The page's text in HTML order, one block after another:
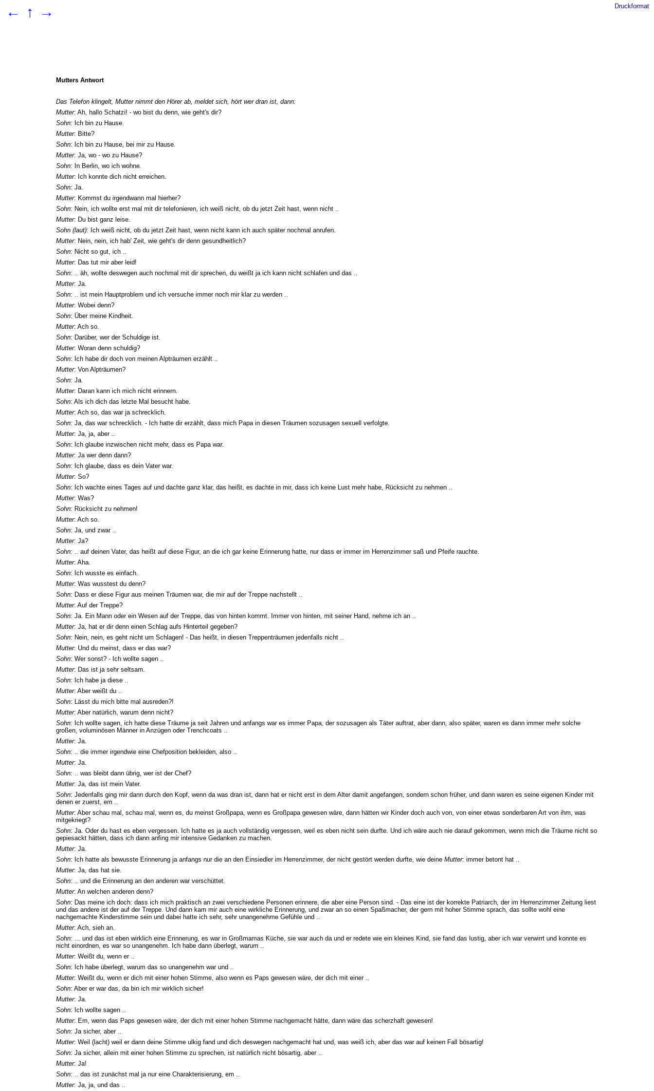
← ↑ → Druckformat
Mutters Antwort
Das Telefon klingelt, Mutter nimmt den Hörer ab, meldet sich, hört wer dran ist, dann:
Mutter: Ah, hallo Schatzi! - wo bist du denn, wie geht's dir?
Sohn: Ich bin zu Hause.
Mutter: Bitte?
Sohn: Ich bin zu Hause, bei mir zu Hause.
Mutter: Ja, wo - wo zu Hause?
Sohn: In Berlin, wo ich wohne.
Mutter: Ich konnte dich nicht erreichen.
Sohn: Ja.
Mutter: Kommst du irgendwann mal hierher?
Sohn: Nein, ich wollte erst mal mit dir telefonieren, ich weiß nicht, ob du jetzt Zeit hast, wenn nicht ..
Mutter: Du bist ganz leise.
Sohn (laut): Ich weiß nicht, ob du jetzt Zeit hast, wenn nicht kann ich auch später nochmal anrufen.
Mutter: Nein, nein, ich hab' Zeit, wie geht's dir denn gesundheitlich?
Sohn: Nicht so gut, ich ..
Mutter: Das tut mir aber leid!
Sohn: .. äh, wollte deswegen auch nochmal mit dir sprechen, du weißt ja ich kann nicht schlafen und das ..
Mutter: Ja.
Sohn: .. ist mein Hauptproblem und ich versuche immer noch mir klar zu werden ..
Mutter: Wobei denn?
Sohn: Über meine Kindheit.
Mutter: Ach so.
Sohn: Darüber, wer der Schuldige ist.
Mutter: Woran denn schuldig?
Sohn: Ich habe dir doch von meinen Alpträumen erzählt ..
Mutter: Von Alpträumen?
Sohn: Ja.
Mutter: Daran kann ich mich nicht erinnern.
Sohn: Als ich dich das letzte Mal besucht habe.
Mutter: Ach so, das war ja schrecklich.
Sohn: Ja, das war schrecklich. - Ich hatte dir erzählt, dass mich Papa in diesen Träumen sozusagen sexuell verfolgte.
Mutter: Ja, ja, aber ..
Sohn: Ich glaube inzwischen nicht mehr, dass es Papa war.
Mutter: Ja wer denn dann?
Sohn: Ich glaube, dass es dein Vater war.
Mutter: So?
Sohn: Ich wachte eines Tages auf und dachte ganz klar, das heißt, es dachte in mir, dass ich keine Lust mehr habe, Rücksicht zu nehmen ..
Mutter: Was?
Sohn: Rücksicht zu nehmen!
Mutter: Ach so.
Sohn: Ja, und zwar ..
Mutter: Ja?
Sohn: .. auf deinen Vater, das heißt auf diese Figur, an die ich gar keine Erinnerung hatte, nur dass er immer im Herrenzimmer saß und Pfeife rauchte.
Mutter: Aha.
Sohn: Ich wusste es einfach.
Mutter: Was wusstest du denn?
Sohn: Dass er diese Figur aus meinen Träumen war, die mir auf der Treppe nachstellt ..
Mutter: Auf der Treppe?
Sohn: Ja. Ein Mann oder ein Wesen auf der Treppe, das von hinten kommt. Immer von hinten, mit seiner Hand, nehme ich an ..
Mutter: Ja, hat er dir denn einen Schlag aufs Hinterteil gegeben?
Sohn: Nein, nein, es geht nicht um Schlagen! - Das heißt, in diesen Treppenträumen jedenfalls nicht ..
Mutter: Und du meinst, dass er das war?
Sohn: Wer sonst? - Ich wollte sagen ..
Mutter: Das ist ja sehr seltsam.
Sohn: Ich habe ja diese ..
Mutter: Aber weißt du ..
Sohn: Lässt du mich bitte mal ausreden?!
Mutter: Aber natürlich, warum denn nicht?
Sohn: Ich wollte sagen, ich hatte diese Träume ja seit Jahren und anfangs war es immer Papa, der sozusagen als Täter auftrat, aber dann, also später, waren es dann immer mehr solche
großen, voluminösen Männer in Anzügen oder Trenchcoats ..
Mutter: Ja.
Sohn: .. die immer irgendwie eine Chefposition bekleiden, also ..
Mutter: Ja.
Sohn: .. was bleibt dann übrig, wer ist der Chef?
Mutter: Ja, das ist mein Vater.
Sohn: Jedenfalls ging mir dann durch den Kopf, wenn da was dran ist, dann hat er nicht erst in dem Alter damit angefangen, sondern schon früher, und dann waren es seine eigenen Kinder mit
denen er zuerst, em ..
Mutter: Aber schau mal, schau mal, wenn es, du meinst Großpapa, wenn es Großpapa gewesen wäre, dann hätten wir Kinder doch auch von, von einer etwas sonderbaren Art von ihm, was
mitgekriegt?
Sohn: Ja. Oder du hast es eben vergessen. Ich hatte es ja auch vollständig vergessen, weil es eben nicht sein durfte. Und ich wäre auch nie darauf gekommen, wenn mich die Träume nicht so
gepiesackt hätten, dass ich dann anfing mir intensive Gedanken zu machen.
Mutter: Ja.
Sohn: Ich hatte als bewusste Erinnerung ja anfangs nur die an den Einsiedler im Herrenzimmer, der nicht gestört werden durfte, wie deine Mutter: immer betont hat ..
Mutter: Ja, das hat sie.
Sohn: .. und die Erinnerung an den anderen war verschüttet.
Mutter: An welchen anderen denn?
Sohn: Das meine ich doch: dass ich mich praktisch an zwei verschiedene Personen erinnere, die aber eine Person sind. - Das eine ist der korrekte Patriarch, der im Herrenzimmer Zeitung liest
und das andere ist der auf der Treppe. Und dann kam mir auch eine wirkliche Erinnerung, und zwar an so einen Spaßmacher, der gern mit hoher Stimme sprach, das sollte wohl eine
nachgemachte Kinderstimme sein und dabei hatte ich sehr, sehr unangenehme Gefühle und ..
Mutter: Ach, sieh an.
Sohn: ... und das ist eben wirklich eine Erinnerung, es war in Großmamas Küche, sie war auch da und er redete wie ein kleines Kind, sie fand das lustig, aber ich war verwirrt und konnte es
nicht einordnen, es war so unangenehm. Ich habe dann überlegt, warum ..
Mutter: Weißt du, wenn er ..
Sohn: Ich habe überlegt, warum das so unangenehm war und ..
Mutter: Weißt du, wenn er dich mit einer hohen Stimme, also wenn es Paps gewesen wäre, der dich mit einer ..
Sohn: Aber er war das, da bin ich mir wirklich sicher!
Mutter: Ja.
Sohn: Ich wollte sagen ..
Mutter: Em, wenn das Paps gewesen wäre, der dich mit einer hohen Stimme nachgemacht hätte, dann wäre das scherzhaft gewesen!
Sohn: Ja sicher, aber ..
Mutter: Weil (lacht) weil er dann deine Stimme ulkig fand und dich deswegen nachgemacht hat und, was weiß ich, aber das war auf keinen Fall bösartig!
Sohn: Ja sicher, allein mit einer hohen Stimme zu sprechen, ist natürlich nicht bösartig, aber ..
Mutter: Ja!
Sohn: .. das ist zunächst mal ja nur eine Charakterisierung, em ..
Mutter: Ja, ja, und das ..